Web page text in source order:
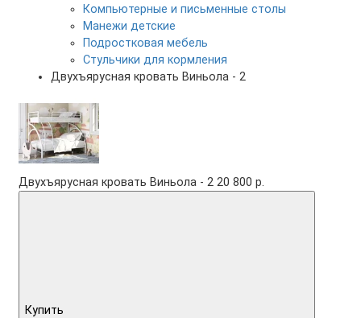
Компьютерные и письменные столы
Манежи детские
Подростковая мебель
Стульчики для кормления
Двухъярусная кровать Виньола - 2
Двухъярусная кровать Виньола - 2 20 800 р.
Купить